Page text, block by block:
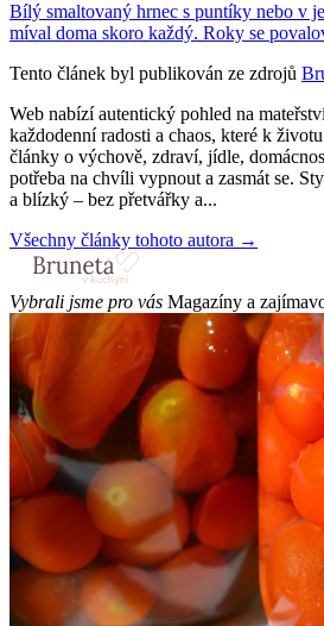
Bílý smaltovaný hrnec s puntíky nebo v
míval doma skoro každý. Roky se
Tento článek byl publikován ze zdrojů
Web nabízí autentický pohled na
každodenní radosti a chaos, které k
články o výchově, zdraví, jídle,
potřeba na chvíli vypnout a zasmát se.
a blízký – bez přetvářky a...
Všechny články tohoto autora →
Vybrali jsme pro vás Magazíny a